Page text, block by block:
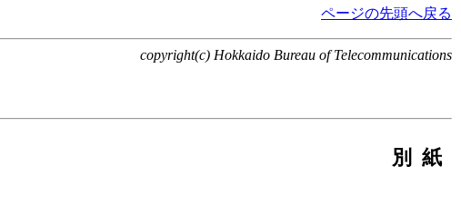
ページの先頭へ戻る
copyright(c) Hokkaido Bureau of Telecommunications
別紙